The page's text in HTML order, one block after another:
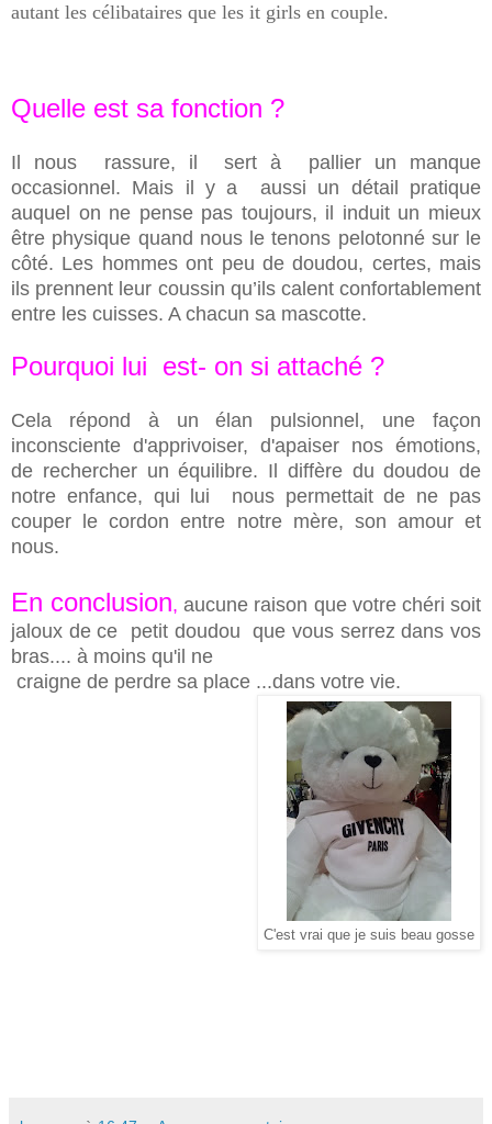
autant les célibataires que les it girls en couple.
Quelle est sa fonction ?
Il nous rassure, il sert à
pallier un manque
occasionnel. Mais il y a aussi un détail pratique
auquel on ne pense pas toujours, il induit un mieux
être physique quand nous le tenons pelotonné sur le
côté. Les hommes ont peu de doudou, certes, mais
ils prennent leur coussin qu’ils calent confortablement
entre les cuisses. A chacun sa mascotte.
Pourquoi lui est- on si attaché ?
Cela répond à un élan pulsionnel, une façon
inconsciente d'apprivoiser, d'apaiser nos émotions,
de rechercher un équilibre. Il diffère du doudou de
notre enfance, qui lui nous permettait de ne pas
couper le cordon entre notre mère, son amour et
nous.
En conclusion, aucune raison que votre chéri soit
jaloux de ce petit doudou que vous serrez dans vos
bras.... à moins qu'il ne
craigne de perdre sa place ...dans votre vie.
C'est vrai que je suis beau gosse